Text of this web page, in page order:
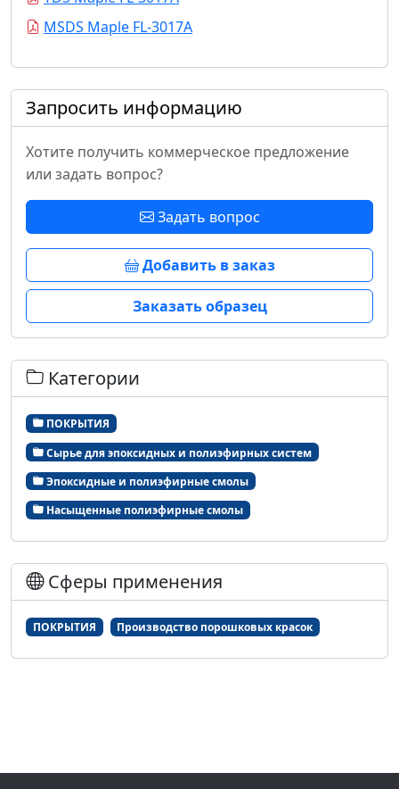
MSDS Maple FL-3017A
Запросить информацию
Хотите получить коммерческое предложение
или задать вопрос?
Задать вопрос
Добавить в заказ
Заказать образец
Категории
ПОКРЫТИЯ
Сырье для эпоксидных и полиэфирных систем
Эпоксидные и полиэфирные смолы
Насыщенные полиэфирные смолы
Сферы применения
ПОКРЫТИЯ Производство порошковых красок